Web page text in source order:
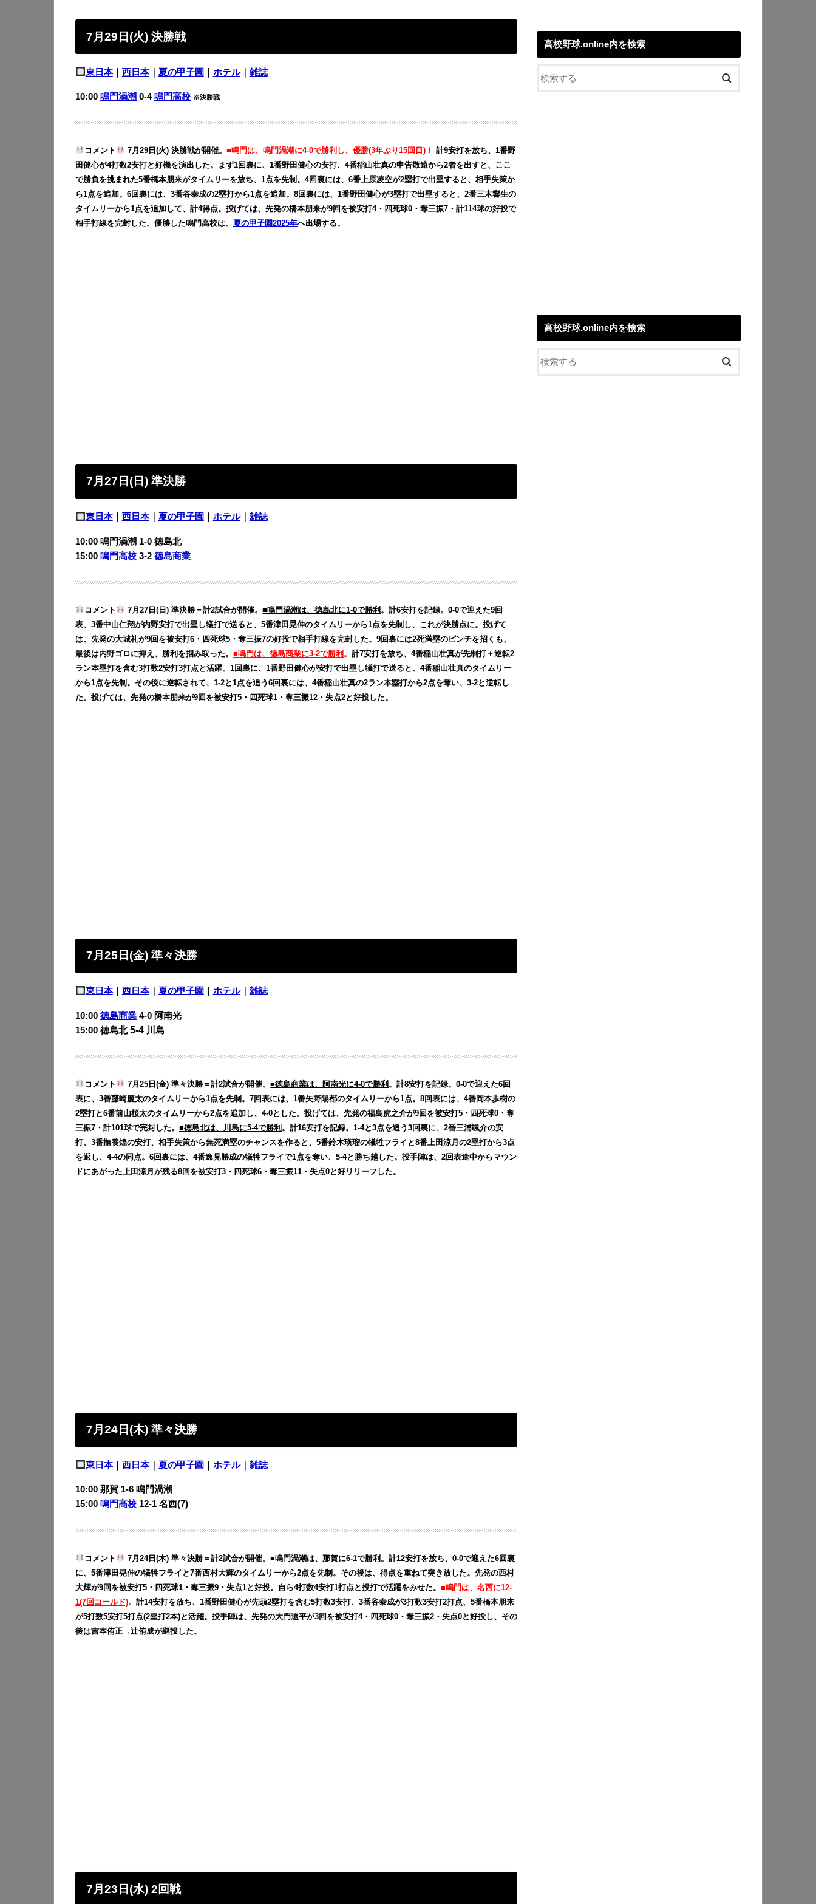
7月29日(火) 決勝戦
東日本｜ 西日本｜ 夏の甲子園 ホテル｜ 雑誌
10:00 鳴門渦潮 0-4 鳴門高校 ※決勝戦
コメント 7月29日(火) 決勝戦が開催。■鳴門は、鳴門渦潮に4-0で勝利し、優勝(3年ぶり15回目)！ 計9安打を放ち、1番野
田健心が4打数2安打と好機を演出した。まず1回裏に、1番野田健心の安打、4番稲山壮真の申告敬遠から2者を出すと、ここ
で勝負を挑まれた5番橋本朋来がタイムリーを放ち、1点を先制。4回裏には、6番上原凌空が2塁打で出塁すると、相手失策か
ら1点を追加。6回裏には、3番谷泰成の2塁打から1点を追加。8回裏には、1番野田健心が3塁打で出塁すると、2番三木響生の
タイムリーから1点を追加して、計4得点。投げては、先発の橋本朋来が9回を被安打4・四死球0・奪三振7・計114球の好投で
相手打線を完封した。優勝した鳴門高校は、 夏の甲子園2025年へ出場する。
7月27日(日) 準決勝
東日本｜ 西日本｜ 夏の甲子園 ホテル｜ 雑誌
10:00 鳴門渦潮 1-0 徳島北
15:00 鳴門高校 3-2 徳島商業
コメント 7月27日(日) 準決勝＝計2試合が開催。■鳴門渦潮は、徳島北に1-0で勝利 。計6安打を記録。0-0で迎えた9回
表、3番中山仁翔が内野安打で出塁し犠打で送ると、5番津田晃伸のタイムリーから1点を先制し、これが決勝点に。投げて
は、先発の大城礼が9回を被安打6・四死球5・奪三振7の好投で相手打線を完封した。9回裏には2死満塁のピンチを招くも、
最後は内野ゴロに抑え、勝利を掴み取った。 ■鳴門は、徳島商業に3-2で勝利 。 計7安打を放ち、4番稲山壮真が先制打＋逆転2
ラン本塁打を含む3打数2安打3打点と活躍。1回裏に、1番野田健心が安打で出塁し犠打で送ると、4番稲山壮真のタイムリー
から1点を先制。その後に逆転されて、1-2と1点を追う6回裏には、4番稲山壮真の2ラン本塁打から2点を奪い、3-2と逆転し
た。投げては、先発の橋本朋来が9回を被安打5・四死球1・奪三振12・失点2と好投した。
7月25日(金) 準々決勝
東日本｜ 西日本｜ 夏の甲子園 ホテル｜ 雑誌
10:00 徳島商業 4-0 阿南光
15:00 徳島北5-4 川島
コメント 7月25日(金) 準々決勝＝計2試合が開催。■徳島商業は、阿南光に4-0で勝利 。計8安打を記録。0-0で迎えた6回
表に、3番藤崎慶太のタイムリーから1点を先制。7回表には、1番矢野陽都のタイムリーから1点。8回表には、4番岡本歩樹の
2塁打と6番前山桜太のタイムリーから2点を追加し、4-0とした。投げては、先発の福島虎之介が9回を被安打5・四死球0・奪
三振7・計101球で完封した。 ■徳島北は、川島に5-4で勝利 。計16安打を記録。1-4と3点を追う3回裏に、2番三浦颯介の安
打、3番撫養煌の安打、相手失策から無死満塁のチャンスを作ると、5番鈴木瑛瑠の犠牲フライと8番上田涼月の2塁打から3点
を返し、4-4の同点。6回裏には、4番逸見勝成の犠牲フライで1点を奪い、5-4と勝ち越した。投手陣は、2回表途中からマウン
ドにあがった上田涼月が残る8回を被安打3・四死球6・奪三振11・失点0と好リリーフした。
7月24日(木) 準々決勝
東日本｜ 西日本｜ 夏の甲子園 ホテル｜ 雑誌
10:00 那賀 1-6 鳴門渦潮
15:00 鳴門高校 12-1 名西(7)
コメント 7月24日(木) 準々決勝＝計2試合が開催。■鳴門渦潮は、那賀に6-1で勝利 。計12安打を放ち、0-0で迎えた6回裏
に、5番津田晃伸の犠牲フライと7番西村大輝のタイムリーから2点を先制。その後は、得点を重ねて突き放した。先発の西村
大輝が9回を被安打5・四死球1・奪三振9・失点1と好投。自ら4打数4安打1打点と投打で活躍をみせた。 ■鳴門は、名西に12-
1(7回コールド)。 計14安打を放ち、1番野田健心が先頭2塁打を含む5打数3安打、3番谷泰成が3打数3安打2打点、5番橋本朋来
が5打数5安打5打点(2塁打2本)と活躍。投手陣は、先発の大門遼平が3回を被安打4・四死球0・奪三振2・失点0と好投し、その
後は吉本侑正→辻侑成が継投した。
7月23日(水) 2回戦
高校野球.online内を検索
高校野球.online内を検索